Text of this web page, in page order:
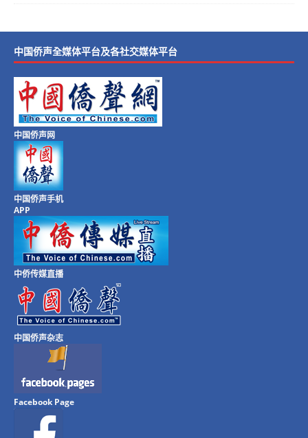
中国侨声全媒体平台及各社交媒体平台
中国侨声网
中国侨声手机
APP
中侨传媒直播
中国侨声杂志
Facebook Page